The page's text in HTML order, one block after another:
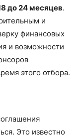
до 24 месяцев.
и
финансовых
и возможности
этого отбора.
Это известно